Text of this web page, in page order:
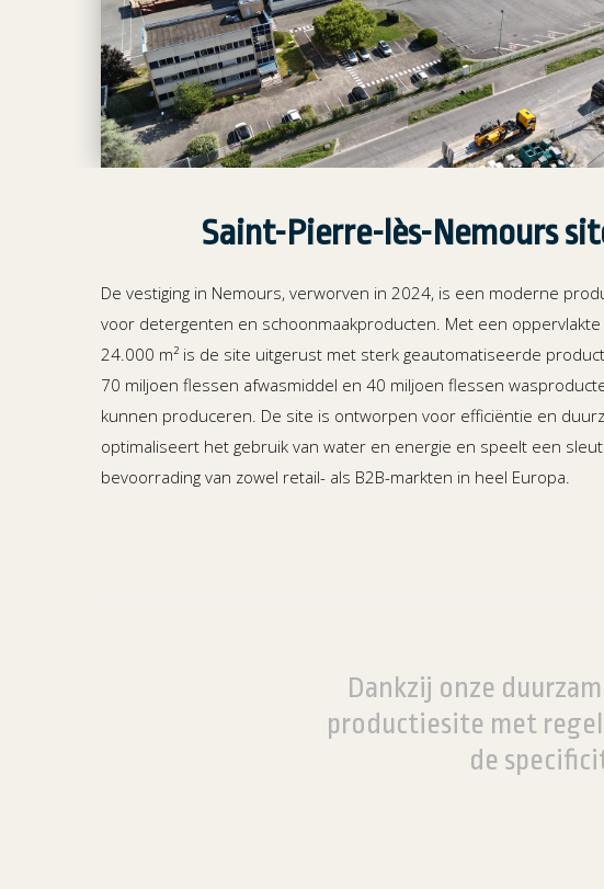
Saint-Pierre-lès-Nemours
De vestiging in Nemours, verworven in 2024, is een moderne
voor detergenten en schoonmaakproducten. Met een
24.000 m² is de site uitgerust met sterk geautomatiseerde
70 miljoen flessen afwasmiddel en 40 miljoen flessen
kunnen produceren. De site is ontworpen voor efficiëntie en
optimaliseert het gebruik van water en energie en speelt een
bevoorrading van zowel retail- als B2B-markten in heel Europa.
Dankzij onze
productiesite met
de